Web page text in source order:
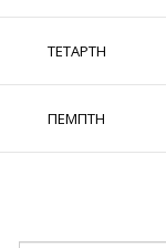
ΤΕΤΑΡΤΗ
ΠΕΜΠΤΗ